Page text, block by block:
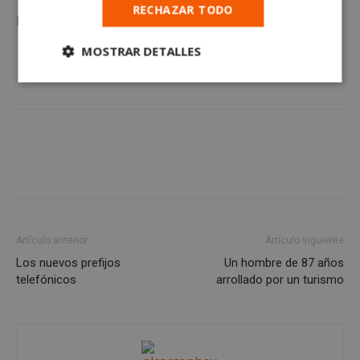
Más noticias de Alcorcón en
Artículo anterior
Los nuevos prefijos
telefónicos
Artículo siguiente
Un hombre de 87 años
arrollado por un turismo
RECHAZAR TODO
MOSTRAR DETALLES
Cookies
Cookies de